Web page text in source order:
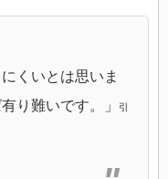
くいとは思いま
り難いです。」
引